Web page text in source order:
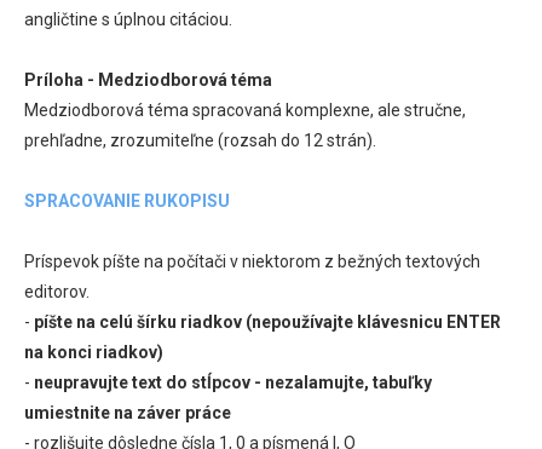
angličtine s úplnou citáciou.
Príloha - Medziodborová téma
Medziodborová téma spracovaná komplexne, ale stručne,
prehľadne, zrozumiteľne (rozsah do 12 strán).
SPRACOVANIE RUKOPISU
Príspevok píšte na počítači v niektorom z bežných textových
editorov.
- píšte na celú šírku riadkov (nepoužívajte klávesnicu ENTER
na konci riadkov)
- neupravujte text do stĺpcov - nezalamujte, tabuľky
umiestnite na záver práce
- rozlišujte dôsledne čísla 1, 0 a písmená l, O